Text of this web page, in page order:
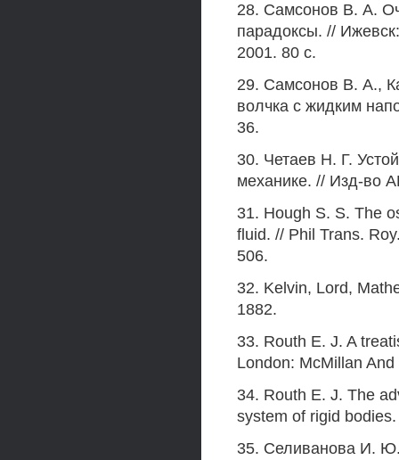
28. Самсонов В. А.
парадоксы. //
2001. 80 с.
29. Самсонов В. А.,
волчка с жидким
36.
30. Четаев Н. Г.
механике. // Изд-во
31. Hough S. S. The
fluid. // Phil Trans.
506.
32. Kelvin, Lord,
1882.
33. Routh E. J. A
London: McMillan
34. Routh E. J. The
system of rigid
35. Селиванова И. Ю.